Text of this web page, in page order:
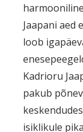
Jaapani aed
loob
Kadrioru
pakub
isiklikule